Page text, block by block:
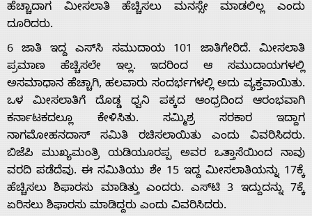
ಹೆಚ್ಚಾದಾಗ ಮೀಸಲಾತಿ ಹೆಚ್ಚಿಸಲು ಮನಸ್ಸೇ ಮಾಡಲಿಲ್ಲ ಎಂದು
ದೂರಿದರು.
6 ಜಾತಿ ಇದ್ದ ಎಸ್‍ಸಿ ಸಮುದಾಯ 101 ಜಾತಿಗೇರಿದೆ. ಮೀಸಲಾತಿ
ಪ್ರಮಾಣ ಹೆಚ್ಚಿಸಲೇ ಇಲ್ಲ. ಇದರಿಂದ ಆ ಸಮುದಾಯಗಳಲ್ಲಿ
ಅಸಮಾಧಾನ ಹೆಚ್ಚಾಗಿ, ಹಲವಾರು ಸಂದರ್ಭಗಳಲ್ಲಿ ಅದು ವ್ಯಕ್ತವಾಯಿತು.
ಒಳ ಮೀಸಲಾತಿಗೆ ದೊಡ್ಡ ಧ್ವನಿ ಪಕ್ಕದ ಆಂಧ್ರದಿಂದ ಆರಂಭವಾಗಿ
ಕರ್ನಾಟಕದಲ್ಲೂ ಕೇಳಿಸಿತು. ಸಮ್ಮಿಶ್ರ ಸರಕಾರ ಇದ್ದಾಗ
ನಾಗಮೋಹನದಾಸ್ ಸಮಿತಿ ರಚಿಸಲಾಯಿತು ಎಂದು ವಿವರಿಸಿದರು.
ಬಿಜೆಪಿ ಮುಖ್ಯಮಂತ್ರಿ ಯಡಿಯೂರಪ್ಪ ಅವರ ಒತ್ತಾಸೆಯಿಂದ ನಾವು
ವರದಿ ಪಡೆದೆವು. ಈ ಸಮಿತಿಯು ಶೇ 15 ಇದ್ದ ಮೀಸಲಾತಿಯನ್ನು 17ಕ್ಕೆ
ಹೆಚ್ಚಿಸಲು ಶಿಫಾರಸು ಮಾಡಿತ್ತು ಎಂದರು. ಎಸ್‍ಟಿ 3 ಇದ್ದುದನ್ನು 7ಕ್ಕೆ
ಏರಿಸಲು ಶಿಫಾರಸು ಮಾಡಿದ್ದರು ಎಂದು ವಿವರಿಸಿದರು.